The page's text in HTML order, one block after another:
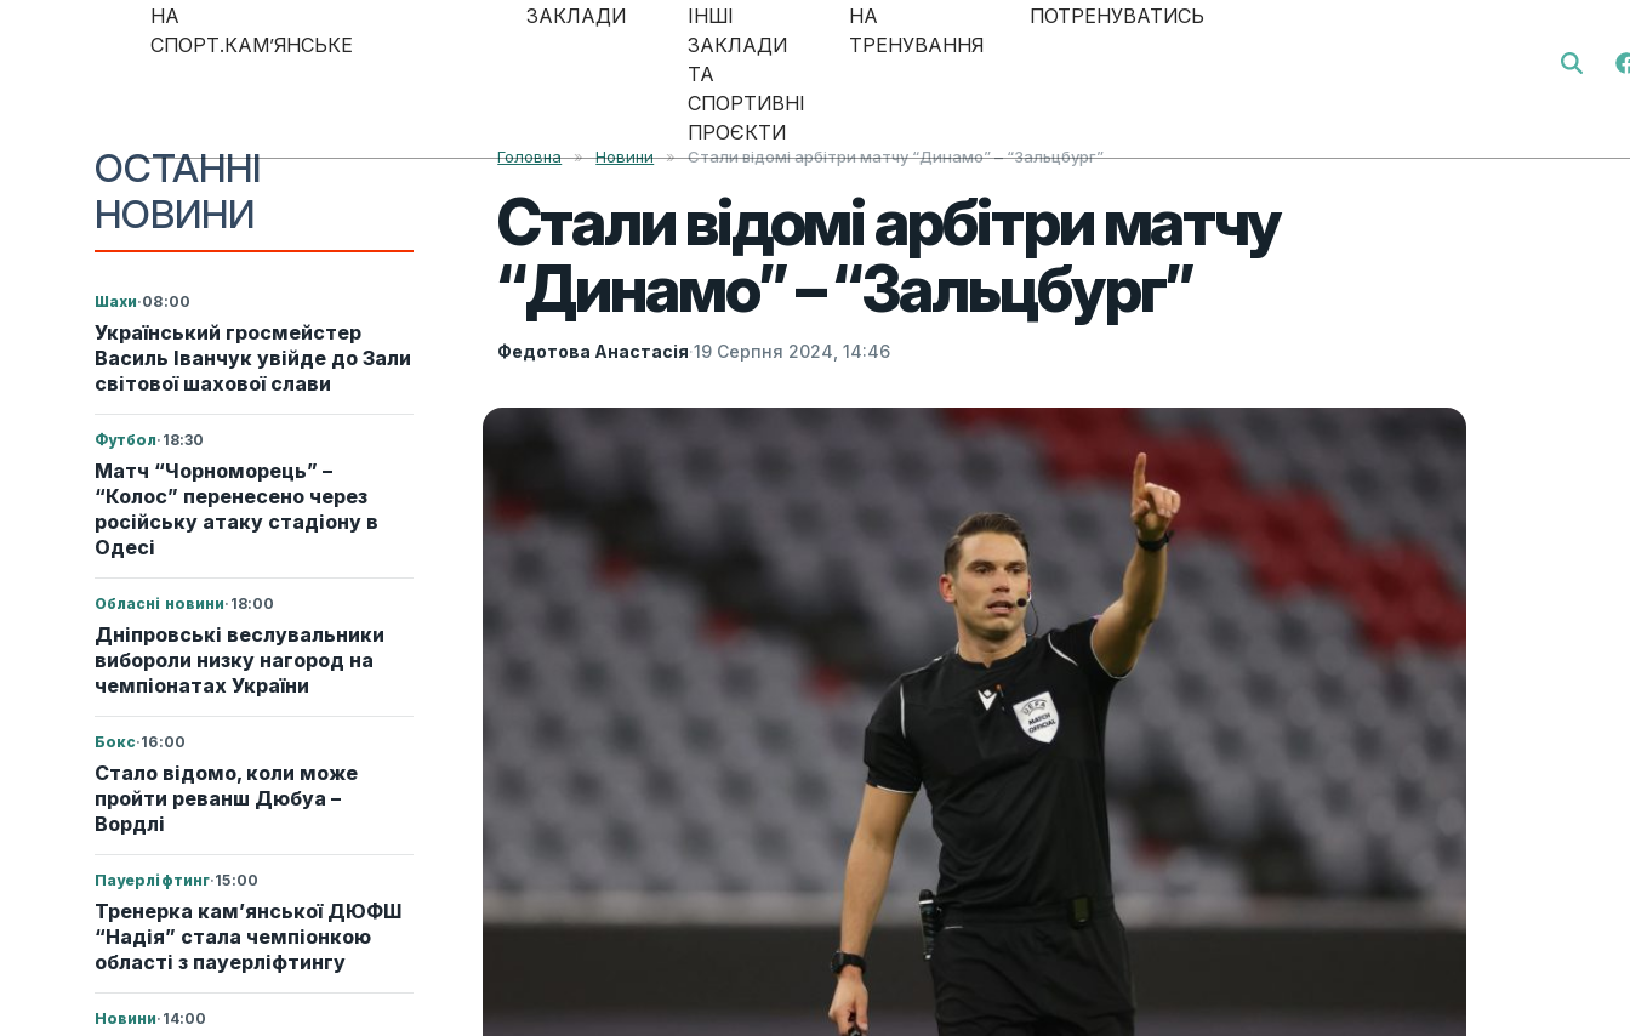
Skip to content
НА
СПОРТ.КАМ’ЯНСЬКЕ
ЗАКЛАДИ
ІНШІ
ЗАКЛАДИ
ТА
СПОРТИВНІ
ПРОЄКТИ
НА
ТРЕНУВАННЯ
ПОТРЕНУВАТИСЬ
ОСТАННІ
НОВИНИ
Шахи·08:00
Український гросмейстер
Василь Іванчук увійде до Зали
світової шахової слави
Футбол· 18:30
Матч “Чорноморець” –
“Колос” перенесено через
російську атаку стадіону в
Одесі
Обласні новини· 18:00
Дніпровські веслувальники
вибороли низку нагород на
чемпіонатах України
Бокс·16:00
Стало відомо, коли може
пройти реванш Дюбуа –
Вордлі
Пауерліфтинг·15:00
Тренерка кам’янської ДЮФШ
“Надія” стала чемпіонкою
області з пауерліфтингу
Новини· 14:00
Головна » Новини » Стали відомі арбітри матчу “Динамо” – “Зальцбург”
Стали відомі арбітри матчу
“Динамо” – “Зальцбург”
Федотова Анастасія·19 Серпня 2024, 14:46